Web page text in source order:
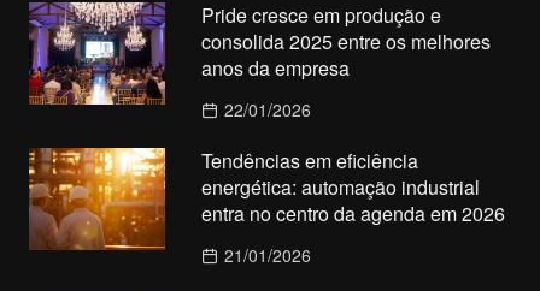
Pride cresce em produção e
consolida 2025 entre os melhores
anos da empresa
22/01/2026
Tendências em eficiência
energética: automação industrial
entra no centro da agenda em 2026
21/01/2026